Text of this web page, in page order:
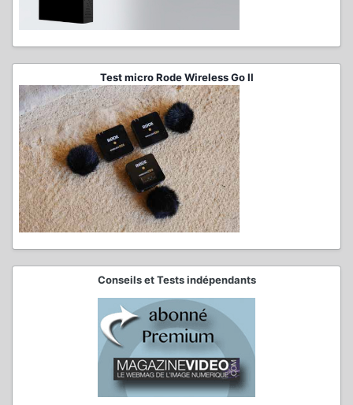
Test micro Rode Wireless Go II
Conseils et Tests indépendants